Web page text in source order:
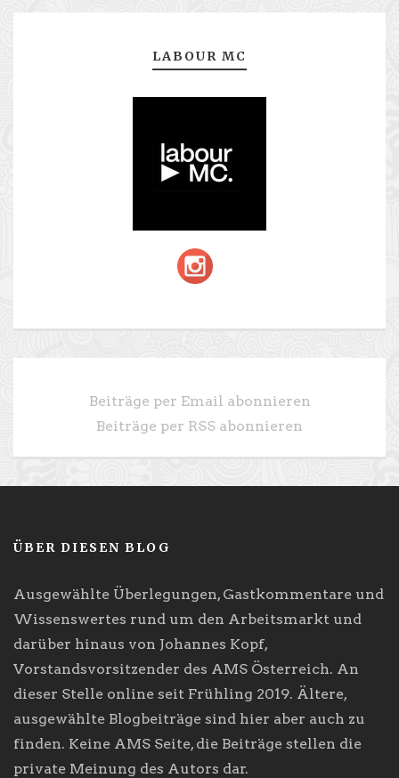
LABOUR MC
Beiträge per Email abonnieren
Beiträge per RSS abonnieren
ÜBER DIESEN BLOG
Ausgewählte Überlegungen, Gastkommentare und
Wissenswertes rund um den Arbeitsmarkt und
darüber hinaus von Johannes Kopf,
Vorstandsvorsitzender des AMS Österreich. An
dieser Stelle online seit Frühling 2019. Ältere,
ausgewählte Blogbeiträge sind hier aber auch zu
finden. Keine AMS Seite, die Beiträge stellen die
private Meinung des Autors dar.